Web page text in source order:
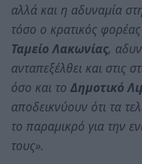
αλλά και η αδυναμία
τόσο ο κρατικός
Ταμείο Λακωνίας,
ανταπεξέλθει και στις
όσο και το Δημοτικό
αποδεικνύουν ότι τα
το παραμικρό για την
τους».